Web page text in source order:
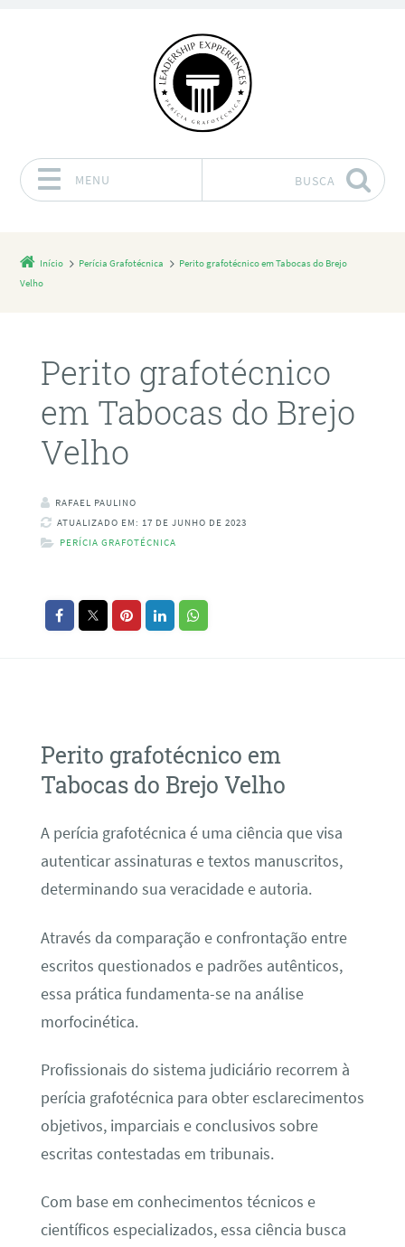
MENU BUSCA
Início Perícia Grafotécnica
Perito grafotécnico em Tabocas do Brejo
Velho
Perito grafotécnico
em Tabocas do Brejo
Velho
RAFAEL PAULINO
ATUALIZADO EM: 17 DE JUNHO DE 2023
PERÍCIA GRAFOTÉCNICA
Perito grafotécnico em
Tabocas do Brejo Velho
A perícia grafotécnica é uma ciência que visa
autenticar assinaturas e textos manuscritos,
determinando sua veracidade e autoria.
Através da comparação e confrontação entre
escritos questionados e padrões autênticos,
essa prática fundamenta-se na análise
morfocinética.
Profissionais do sistema judiciário recorrem à
perícia grafotécnica para obter esclarecimentos
objetivos, imparciais e conclusivos sobre
escritas contestadas em tribunais.
Com base em conhecimentos técnicos e
científicos especializados, essa ciência busca